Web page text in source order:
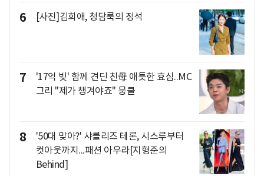
6 [사진]김희애, 청담룩의 정석
7
'17억 빚' 함께 견딘 친母 애틋한 효심..MC
그리 "제가 챙겨야죠" 뭉클
8
'50대 맞아?' 샤를리즈 테론, 시스루부터
컷아웃까지...패션 아우라[지형준의
Behind]